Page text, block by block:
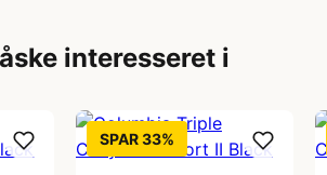
interesseret i
SPAR 33%